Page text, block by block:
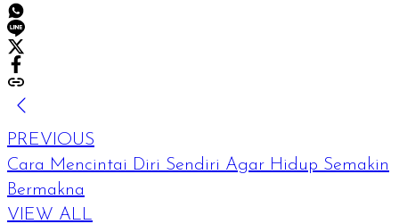
PREVIOUS
Cara Mencintai Diri Sendiri Agar Hidup Semakin
Bermakna
VIEW ALL